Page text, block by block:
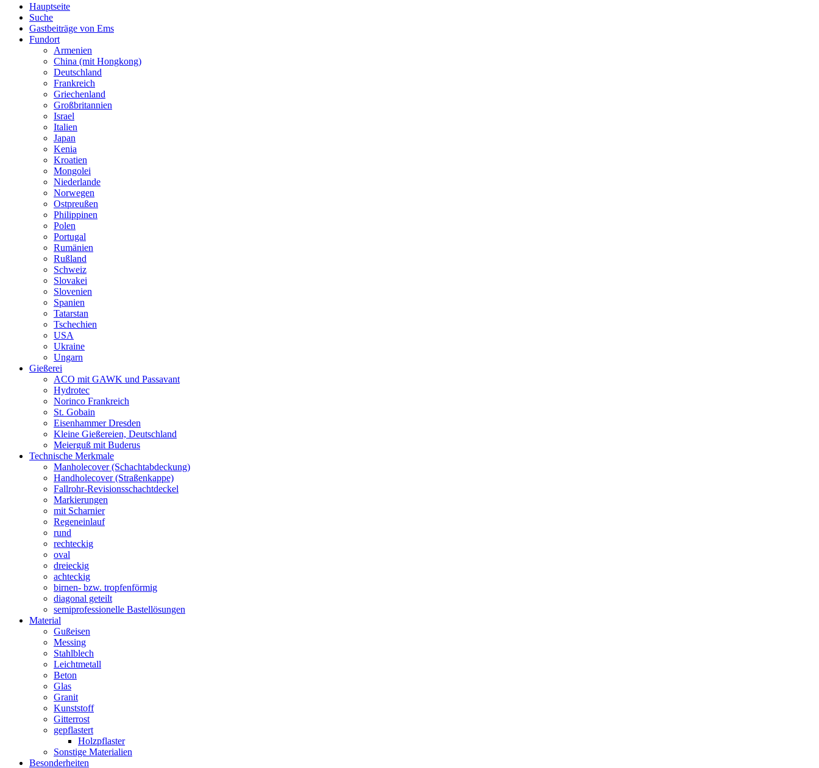
Hauptseite
Suche
Gastbeiträge von Ems
Fundort
Armenien
China (mit Hongkong)
Deutschland
Frankreich
Griechenland
Großbritannien
Israel
Italien
Japan
Kenia
Kroatien
Mongolei
Niederlande
Norwegen
Ostpreußen
Philippinen
Polen
Portugal
Rumänien
Rußland
Schweiz
Slovakei
Slovenien
Spanien
Tatarstan
Tschechien
USA
Ukraine
Ungarn
Gießerei
ACO mit GAWK und Passavant
Hydrotec
Norinco Frankreich
St. Gobain
Eisenhammer Dresden
Kleine Gießereien, Deutschland
Meierguß mit Buderus
Technische Merkmale
Manholecover (Schachtabdeckung)
Handholecover (Straßenkappe)
Fallrohr-Revisionsschachtdeckel
Markierungen
mit Scharnier
Regeneinlauf
rund
rechteckig
oval
dreieckig
achteckig
birnen- bzw. tropfenförmig
diagonal geteilt
semiprofessionelle Bastellösungen
Material
Gußeisen
Messing
Stahlblech
Leichtmetall
Beton
Glas
Granit
Kunststoff
Gitterrost
gepflastert
Holzpflaster
Sonstige Materialien
Besonderheiten